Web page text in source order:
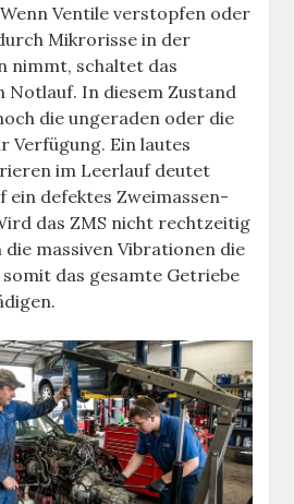
Ventile verstopfen oder
Mikrorisse in der
nimmt, schaltet das
Notlauf. In diesem Zustand
die ungeraden oder die
Verfügung. Ein lautes
im Leerlauf deutet
ein defektes Zweimassen-
das ZMS nicht rechtzeitig
massiven Vibrationen die
das gesamte Getriebe